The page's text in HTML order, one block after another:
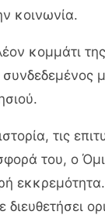
κοινωνία.
κομμάτι
τις
του, ο
διευθετήσει